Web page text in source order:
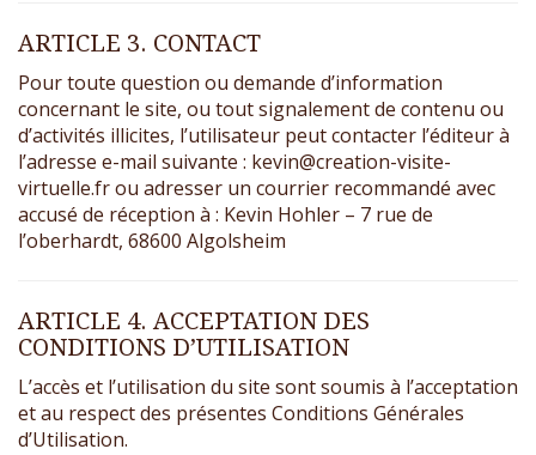
ARTICLE 3. CONTACT
Pour toute question ou demande d’information
concernant le site, ou tout signalement de contenu ou
d’activités illicites, l’utilisateur peut contacter l’éditeur à
l’adresse e-mail suivante : kevin@creation-visite-
virtuelle.fr ou adresser un courrier recommandé avec
accusé de réception à : Kevin Hohler – 7 rue de
l’oberhardt, 68600 Algolsheim
ARTICLE 4. ACCEPTATION DES
CONDITIONS D’UTILISATION
L’accès et l’utilisation du site sont soumis à l’acceptation
et au respect des présentes Conditions Générales
d’Utilisation.